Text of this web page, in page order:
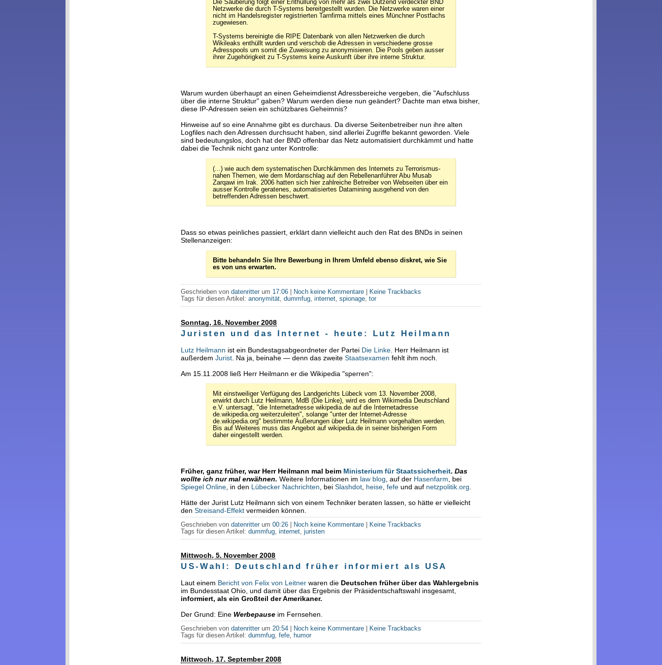
Die Säuberung folgt einer Enthüllung von mehr als zwei Dutzend verdeckter BND
Netzwerke die durch T-Systems bereitgestellt wurden. Die Netzwerke waren einer
nicht im Handelsregister registrierten Tarnfirma mittels eines Münchner Postfachs
zugewiesen.
T-Systems bereinigte die RIPE Datenbank von allen Netzwerken die durch
Wikileaks enthüllt wurden und verschob die Adressen in verschiedene grosse
Adresspools um somit die Zuweisung zu anonymisieren. Die Pools geben ausser
ihrer Zugehörigkeit zu T-Systems keine Auskunft über ihre interne Struktur.
Warum wurden überhaupt an einen Geheimdienst Adressbereiche vergeben, die "Aufschluss
über die interne Struktur" gaben? Warum werden diese nun geändert? Dachte man etwa bisher,
diese IP-Adressen seien ein schützbares Geheimnis?
Hinweise auf so eine Annahme gibt es durchaus. Da diverse Seitenbetreiber nun ihre alten
Logfiles nach den Adressen durchsucht haben, sind allerlei Zugriffe bekannt geworden. Viele
sind bedeutungslos, doch hat der BND offenbar das Netz automatisiert durchkämmt und hatte
dabei die Technik nicht ganz unter Kontrolle:
(...) wie auch dem systematischen Durchkämmen des Internets zu Terrorismus-
nahen Themen, wie dem Mordanschlag auf den Rebellenanführer Abu Musab
Zarqawi im Irak. 2006 hatten sich hier zahlreiche Betreiber von Webseiten über ein
ausser Kontrolle geratenes, automatisiertes Datamining ausgehend von den
betreffenden Adressen beschwert.
Dass so etwas peinliches passiert, erklärt dann vielleicht auch den Rat des BNDs in seinen
Stellenanzeigen:
Bitte behandeln Sie Ihre Bewerbung in Ihrem Umfeld ebenso diskret, wie Sie
es von uns erwarten.
Geschrieben vondatenritterum 17:06 Noch keine Kommentare
Keine Trackbacks
Tags für diesen Artikel:anonymität ,dummfug ,internet ,spionage ,tor
Sonntag, 16. November 2008
Juristen und das Internet - heute: Lutz Heilmann
Lutz Heilmann ist ein Bundestagsabgeordneter der Partei Die Linke . Herr Heilmann ist
außerdemJurist . Na ja, beinahe — denn das zweiteStaatsexamen fehlt ihm noch.
Am 15.11.2008 ließ Herr Heilmann er die Wikipedia "sperren":
Mit einstweiliger Verfügung des Landgerichts Lübeck vom 13. November 2008,
erwirkt durch Lutz Heilmann, MdB (Die Linke), wird es dem Wikimedia Deutschland
e.V. untersagt, "die Internetadresse wikipedia.de auf die Internetadresse
de.wikipedia.org weiterzuleiten", solange "unter der Internet-Adresse
de.wikipedia.org" bestimmte Äußerungen über Lutz Heilmann vorgehalten werden.
Bis auf Weiteres muss das Angebot auf wikipedia.de in seiner bisherigen Form
daher eingestellt werden.
Früher, ganz früher, war Herr Heilmann mal beim Ministerium für Staatssicherheit.Das
wollte ich nur mal erwähnen. Weitere Informationen im law blog, auf der Hasenfarm, bei
Spiegel Online, in den Lübecker Nachrichten, beiSlashdot, heise,fefe und auf netzpolitik.org.
Hätte der Jurist Lutz Heilmann sich von einem Techniker beraten lassen, so hätte er vielleicht
denStreisand-Effekt vermeiden können.
Geschrieben vondatenritterum00:26 Noch keine Kommentare
Keine Trackbacks
Tags für diesen Artikel:dummfug,internet,juristen
Mittwoch, 5. November 2008
US-Wahl: Deutschland früher informiert als USA
Laut einem Bericht von Felix von Leitner waren die Deutschen früher über das Wahlergebnis
im Bundesstaat Ohio, und damit über das Ergebnis der Präsidentschaftswahl insgesamt,
informiert, als ein Großteil der Amerikaner.
Der Grund: Eine Werbepause im Fernsehen.
Geschrieben vondatenritterum20:54 Noch keine Kommentare
Keine Trackbacks
Tags für diesen Artikel:dummfug,fefe, humor
Mittwoch, 17. September 2008